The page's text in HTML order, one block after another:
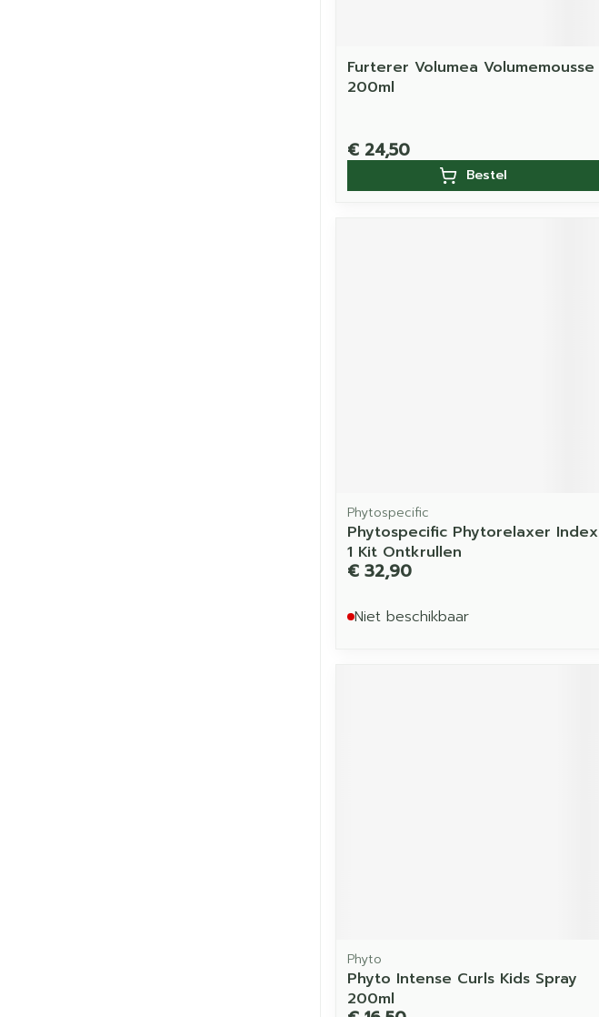
Furterer Volumea Volumemousse
200ml
€ 24,50
Bestel
Phytospecific
Phytospecific Phytorelaxer Index
1 Kit Ontkrullen
€ 32,90
Niet beschikbaar
Phyto
Phyto Intense Curls Kids Spray
200ml